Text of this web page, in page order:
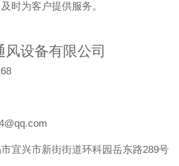
时为客户提供服务。
设备有限公司
宜兴市新街街道环科园岳东路289号